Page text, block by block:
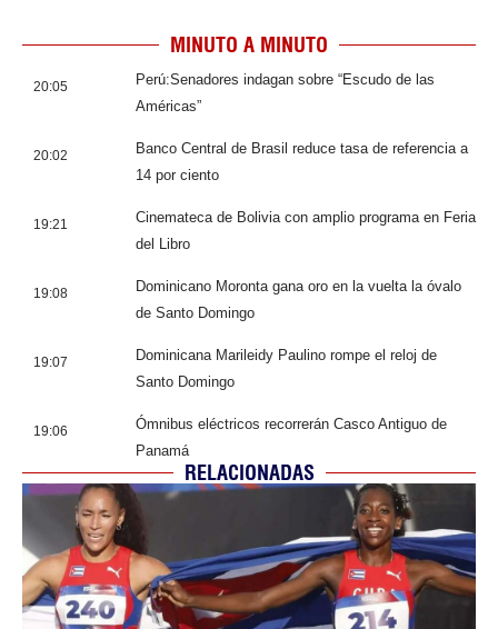
MINUTO A MINUTO
20:05
Perú:Senadores indagan sobre “Escudo de las
Américas”
20:02
Banco Central de Brasil reduce tasa de referencia a
14 por ciento
19:21
Cinemateca de Bolivia con amplio programa en Feria
del Libro
19:08
Dominicano Moronta gana oro en la vuelta la óvalo
de Santo Domingo
19:07
Dominicana Marileidy Paulino rompe el reloj de
Santo Domingo
19:06
Ómnibus eléctricos recorrerán Casco Antiguo de
Panamá
RELACIONADAS